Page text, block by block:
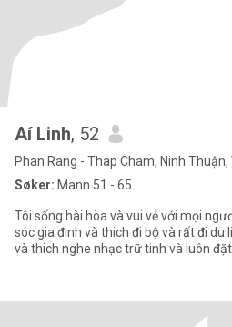
Aí Linh, 52
Phan Rang - Thap Cham, Ninh
Søker: Mann 51 - 65
Tôi sống hài hòa và vui vẻ với mọi ngươi và thích nấu ăn và
sóc gia đinh và thich đi bộ và rất đi du
và thich nghe nhạc trữ tinh và luôn